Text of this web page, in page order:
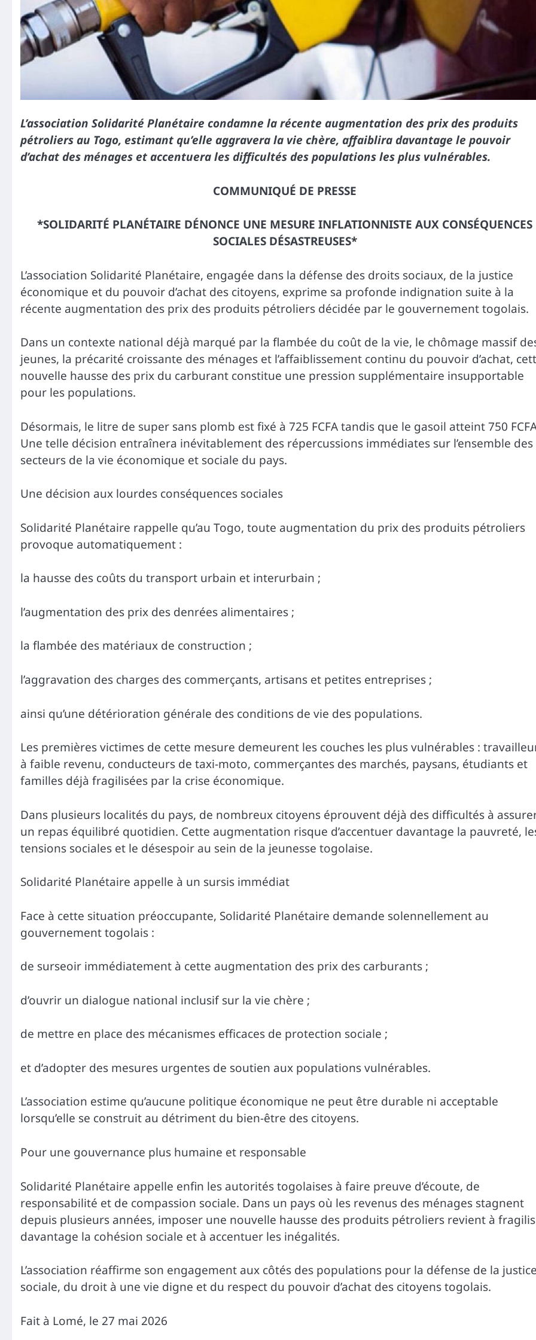
L’association Solidarité Planétaire condamne la récente augmentation des prix des produits
pétroliers au Togo, estimant qu’elle aggravera la vie chère, affaiblira davantage le pouvoir
d’achat des ménages et accentuera les difficultés des populations les plus vulnérables.
COMMUNIQUÉ DE PRESSE
*SOLIDARITÉ PLANÉTAIRE DÉNONCE UNE MESURE INFLATIONNISTE AUX CONSÉQUENCES
SOCIALES DÉSASTREUSES*
L’association Solidarité Planétaire, engagée dans la défense des droits sociaux, de la justice
économique et du pouvoir d’achat des citoyens, exprime sa profonde indignation suite à la
récente augmentation des prix des produits pétroliers décidée par le gouvernement togolais.
Dans un contexte national déjà marqué par la flambée du coût de la vie, le chômage massif
jeunes, la précarité croissante des ménages et l’affaiblissement continu du pouvoir d’achat,
nouvelle hausse des prix du carburant constitue une pression supplémentaire insupportable
pour les populations.
Désormais, le litre de super sans plomb est fixé à 725 FCFA tandis que le gasoil atteint 750
Une telle décision entraînera inévitablement des répercussions immédiates sur l’ensemble des
secteurs de la vie économique et sociale du pays.
Une décision aux lourdes conséquences sociales
Solidarité Planétaire rappelle qu’au Togo, toute augmentation du prix des produits pétroliers
provoque automatiquement :
la hausse des coûts du transport urbain et interurbain ;
l’augmentation des prix des denrées alimentaires ;
la flambée des matériaux de construction ;
l’aggravation des charges des commerçants, artisans et petites entreprises ;
ainsi qu’une détérioration générale des conditions de vie des populations.
Les premières victimes de cette mesure demeurent les couches les plus vulnérables :
à faible revenu, conducteurs de taxi-moto, commerçantes des marchés, paysans, étudiants et
familles déjà fragilisées par la crise économique.
Dans plusieurs localités du pays, de nombreux citoyens éprouvent déjà des difficultés à
un repas équilibré quotidien. Cette augmentation risque d’accentuer davantage la pauvreté,
tensions sociales et le désespoir au sein de la jeunesse togolaise.
Solidarité Planétaire appelle à un sursis immédiat
Face à cette situation préoccupante, Solidarité Planétaire demande solennellement au
gouvernement togolais :
de surseoir immédiatement à cette augmentation des prix des carburants ;
d’ouvrir un dialogue national inclusif sur la vie chère ;
de mettre en place des mécanismes efficaces de protection sociale ;
et d’adopter des mesures urgentes de soutien aux populations vulnérables.
L’association estime qu’aucune politique économique ne peut être durable ni acceptable
lorsqu’elle se construit au détriment du bien-être des citoyens.
Pour une gouvernance plus humaine et responsable
Solidarité Planétaire appelle enfin les autorités togolaises à faire preuve d’écoute, de
responsabilité et de compassion sociale. Dans un pays où les revenus des ménages stagnent
depuis plusieurs années, imposer une nouvelle hausse des produits pétroliers revient à
davantage la cohésion sociale et à accentuer les inégalités.
L’association réaffirme son engagement aux côtés des populations pour la défense de la
sociale, du droit à une vie digne et du respect du pouvoir d’achat des citoyens togolais.
Fait à Lomé, le 27 mai 2026